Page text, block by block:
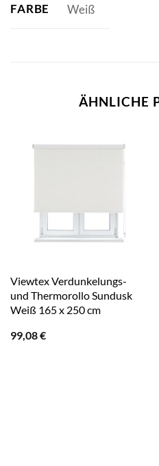
FARBE Weiß
ÄHNLICHE
Viewtex Verdunkelungs-
und Thermorollo Sundusk
Weiß 165 x 250 cm
99,08€